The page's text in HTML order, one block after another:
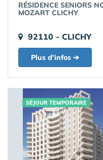
RÉSIDENCE SENIORS
MOZART CLICHY
92110 - CLICHY
Plus d'infos ➔
SÉJOUR TEMPORAIRE